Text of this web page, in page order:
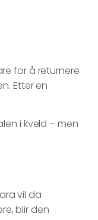
for å returnere
Etter en
i kveld – men
vil da
blir den